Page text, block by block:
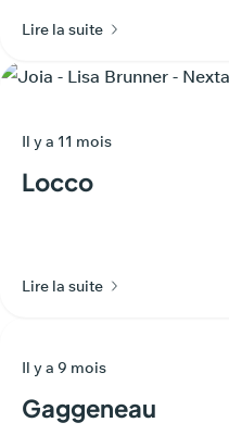
Lire la suite
Il y a 11 mois
Locco
Lire la suite
Il y a 9 mois
Gaggeneau